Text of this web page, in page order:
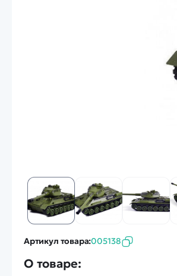
Артикул товара:005138
О товаре: